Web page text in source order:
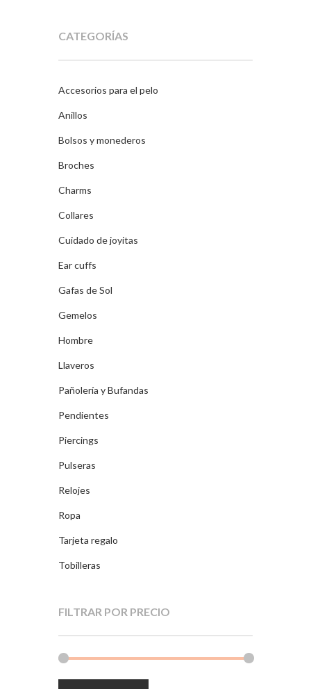
CATEGORÍAS
Accesorios para el pelo
Anillos
Bolsos y monederos
Broches
Charms
Collares
Cuidado de joyitas
Ear cuffs
Gafas de Sol
Gemelos
Hombre
Llaveros
Pañolería y Bufandas
Pendientes
Piercings
Pulseras
Relojes
Ropa
Tarjeta regalo
Tobilleras
FILTRAR POR PRECIO